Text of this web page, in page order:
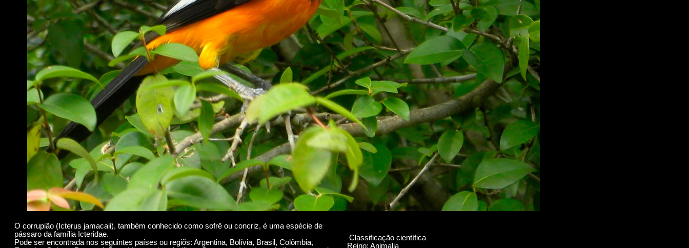
O corrupião (Icterus jamacaii), também conhecido como sofrê ou concriz, é uma espécie de
pássaro da família Icteridae.
Pode ser encontrada nos seguintes países ou regiõs: Argentina, Bolívia, Brasil, Colômbia,
Classificação científica
Reino: Animalia